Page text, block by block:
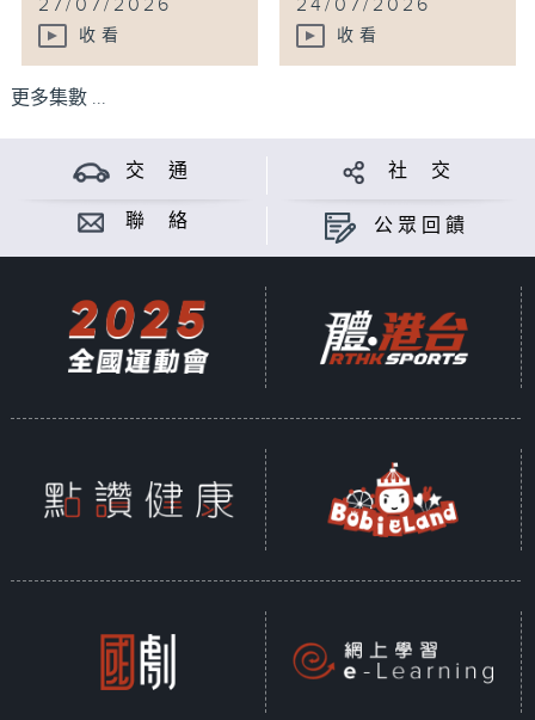
27/07/2026
收看
24/07/2026
收看
更多集數 ...
交 通 社 交
聯 絡 公眾回饋